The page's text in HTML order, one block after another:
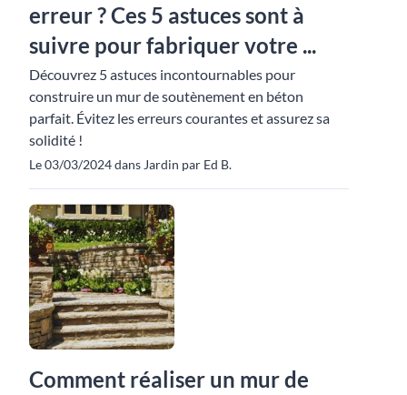
erreur ? Ces 5 astuces sont à
suivre pour fabriquer votre ...
Découvrez 5 astuces incontournables pour
construire un mur de soutènement en béton
parfait. Évitez les erreurs courantes et assurez sa
solidité !
Le 03/03/2024 dans Jardin par Ed B.
Comment réaliser un mur de